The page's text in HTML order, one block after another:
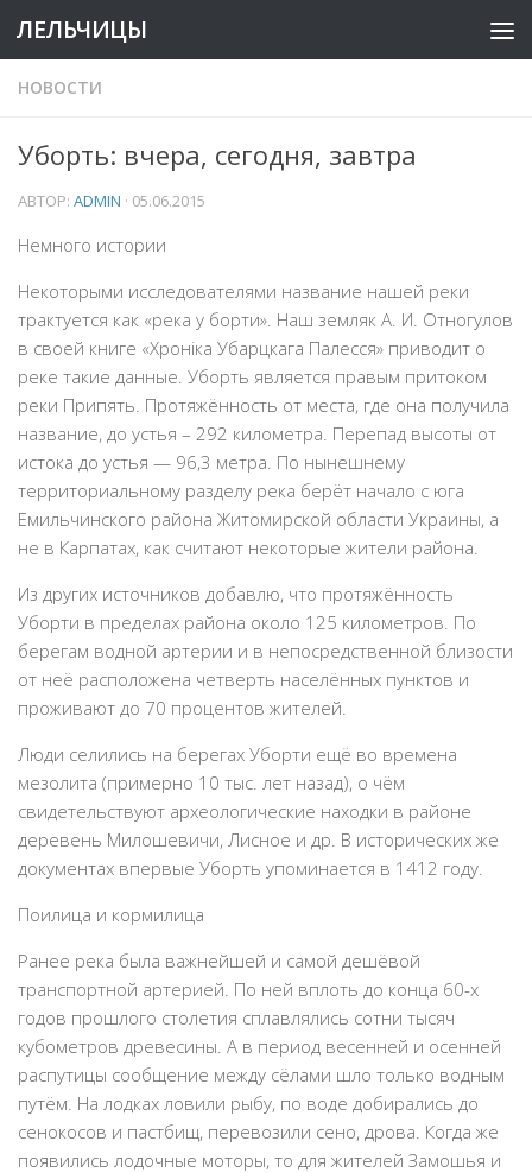
ЛЕЛЬЧИЦЫ
НОВОСТИ
Уборть: вчера, сегодня, завтра
АВТОР: ADMIN · 05.06.2015
Немного истории
Некоторыми исследователями название нашей реки
трактуется как «река у борти». Наш земляк А. И. Отногулов
в своей книге «Хроніка Убарцкага Палесся» приводит о
реке такие данные. Уборть является правым притоком
реки Припять. Протяжённость от места, где она получила
название, до устья – 292 километра. Перепад высоты от
истока до устья — 96,3 метра. По нынешнему
территориальному разделу река берёт начало с юга
Емильчинского района Житомирской области Украины, а
не в Карпатах, как считают некоторые жители района.
Из других источников добавлю, что протяжённость
Уборти в пределах района около 125 километров. По
берегам водной артерии и в непосредственной близости
от неё расположена четверть населённых пунктов и
проживают до 70 процентов жителей.
Люди селились на берегах Уборти ещё во времена
мезолита (примерно 10 тыс. лет назад), о чём
свидетельствуют археологические находки в районе
деревень Милошевичи, Лисное и др. В исторических же
документах впервые Уборть упоминается в 1412 году.
Поилица и кормилица
Ранее река была важнейшей и самой дешёвой
транспортной артерией. По ней вплоть до конца 60-х
годов прошлого столетия сплавлялись сотни тысяч
кубометров древесины. А в период весенней и осенней
распутицы сообщение между сёлами шло только водным
путём. На лодках ловили рыбу, по воде добирались до
сенокосов и пастбищ, перевозили сено, дрова. Когда же
появились лодочные моторы, то для жителей Замошья и